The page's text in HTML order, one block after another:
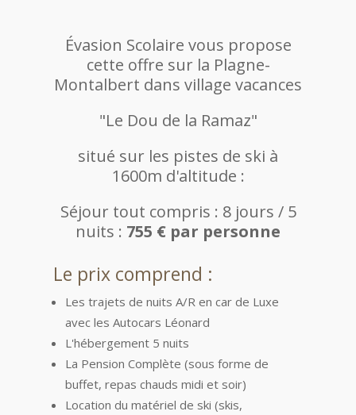
Évasion Scolaire vous propose
cette offre sur la Plagne-
Montalbert dans village vacances
"Le Dou de la Ramaz"
situé sur les pistes de ski à
1600m d'altitude :
Séjour tout compris : 8 jours / 5
nuits : 755 € par personne
Le prix comprend :
Les trajets de nuits A/R en car de Luxe
avec les Autocars Léonard
L'hébergement 5 nuits
La Pension Complète (sous forme de
buffet, repas chauds midi et soir)
Location du matériel de ski (skis,